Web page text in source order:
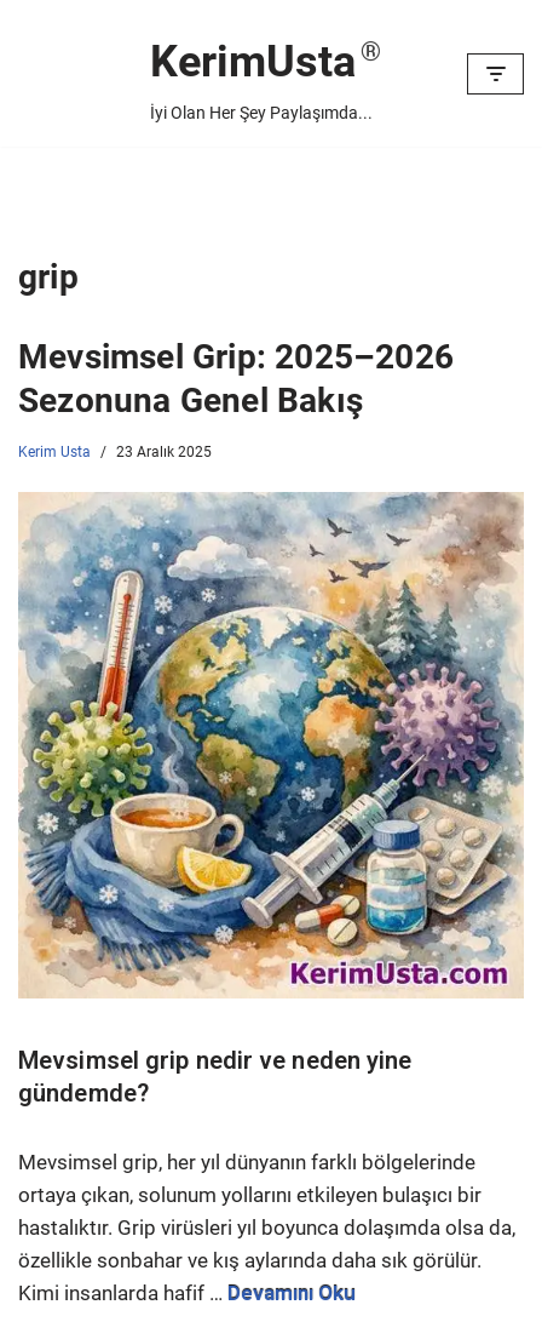
KerimUsta
İyi Olan Her Şey Paylaşımda...
grip
Mevsimsel Grip: 2025–2026
Sezonuna Genel Bakış
Kerim Usta 23 Aralık 2025
Mevsimsel grip nedir ve neden yine
gündemde?
Mevsimsel grip, her yıl dünyanın farklı bölgelerinde
ortaya çıkan, solunum yollarını etkileyen bulaşıcı bir
hastalıktır. Grip virüsleri yıl boyunca dolaşımda olsa da,
özellikle sonbahar ve kış aylarında daha sık görülür.
Kimi insanlarda hafif … Devamını Oku